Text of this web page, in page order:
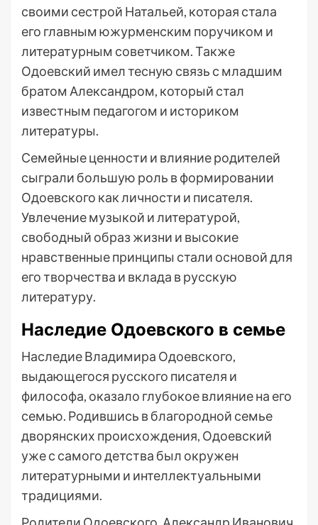
своими сестрой Натальей, которая стала
его главным южурменским поручиком и
литературным советчиком. Также
Одоевский имел тесную связь с младшим
братом Александром, который стал
известным педагогом и историком
литературы.
Семейные ценности и влияние родителей
сыграли большую роль в формировании
Одоевского как личности и писателя.
Увлечение музыкой и литературой,
свободный образ жизни и высокие
нравственные принципы стали основой для
его творчества и вклада в русскую
литературу.
Наследие Одоевского в семье
Наследие Владимира Одоевского,
выдающегося русского писателя и
философа, оказало глубокое влияние на его
семью. Родившись в благородной семье
дворянских происхождения, Одоевский
уже с самого детства был окружен
литературными и интеллектуальными
традициями.